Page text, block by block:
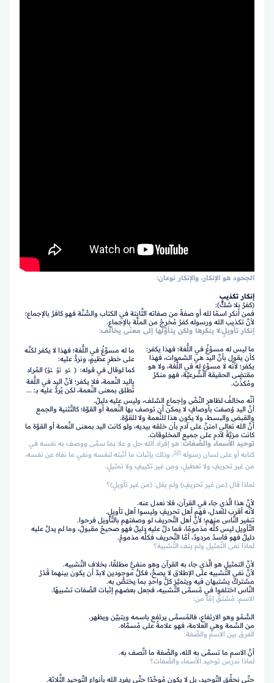
الجحود هو الإنكار، والإنكار نوعان:
إنكار تكذيبٍ
(كفرٌ بلا شكٍّ):
فمن أنكر اسمًا لله أو صفةً من صفاته الثَّابتة في الكتاب والسُّنَّة فهو كافرٌ بالإجماع؛
لأنَّ تكذيب الله ورسوله كفرٌ مُخرِجٌ من الملَّة بالإجماع.
إنكار تأويلٍ:لا ينكرها ولكن يتأوَّلها إلى معنًى يخالف:
ما ليس له مسوِّغٌ في اللُّغة؛ فهذا يكفر:
كأن يقول بأنَّ اليد هي السَّموات، فهذا
يكفر؛ لأنَّه لا مسوِّغ له في اللُّغة، ولا هو
مقتضى الحقيقة الشَّرعيَّة، فهو منكرٌ
ومُكذِّبٌ.
ما له مسوِّغٌ في اللُّغة؛ فهذا لا يكفر لكنَّه
على خطرٍ عظيمٍ، ونردُّ عليه:
كما لوقال في قوله: ﴿ ﯯ ﯰ ﯱ﴾ المُراد
باليد النِّعمة، فلا يكفر؛ لأنَّ اليد في اللُّغة
تُطلق بمعنى النِّعمة، لكن يُردُّ عليه بـ: ...
أنَّه مخالفٌ لظاهر النَّصِّ وإجماع السَّلف، وليس عليه دليلٌ.
أنَّ اليد وُصفت بأوصافٍ لا يمكن أن توصف بها النِّعمة أو القوَّة؛ كالتَّثنية والجمع
والقبض والبسط، ولا يكون هذا للنِّعمة ولا للقوَّة.
أنَّ الله تعالى امتنَّ على آدم بأن خلقه بيديه، ولو كانت اليد بمعنى النِّعمة أو القوَّة ما
كانت مزيَّةً لآدم على جميع المخلوقات.
توحيد الأسماء والصِّفات: هو إفراد الله جل و علا بما سمَّى ووصف به نفسه في
كتابه أو على لسان رسوله ﷺ، وذلك بإثبات ما أثبته لنفسه ونفي ما نفاه عن نفسه،
من غير تحريفٍ ولا تعطيلٍ، ومن غير تكييفٍ ولا تمثيلٍ.
لماذا قال (من غير تحريفٍ) ولم يقل: (من غير تأويلٍ)؟
لأنَّ هذا الَّذي جاء في القرآن، فلا نعدل عنه.
لأنَّه أقرب للعدل، فهم أهل تحريفٍ وليسوا أهل تأويلٍ.
تنفير النَّاس منهم؛ لأنَّ أهل التَّحريف لو وصفتهم بالتَّأويل فرحوا.
التَّأويل ليس كلُّه مذمومًا، فما دلَّ عليه دليلٌ فهو صحيحٌ مقبولٌ، وما لم يدلَّ عليه
دليلٌ فهو فاسدٌ مردودٌ، أمَّا التَّحريف فكلُّه مذمومٌ.
لماذا نفى التَّمثيل ولم ينف التَّشبيه؟
لأنَّ التمثيل هو الَّذي جاء به القرآن وهو منفيٌّ مطلقًا، بخلاف التَّشبيه.
لأنَّ نفي التَّشبيه على الإطلاق لا يصحُّ، فكلُّ موجودين لابدَّ أن يكون بينهما قَدْرٌ
مشتركٌ يشتبهان فيه ويتميَّز كلُّ واحدٍ بما يختصُّ به.
النَّاس اختلفوا في مُسمَّى التَّشبيه، فجعل بعضهم إثبات الصِّفات تشبيهًا.
الاسم: مُشتقٌّ إمَّا من:
السُّمُو وهو الارتفاع، فالمُسمَّى يرتفع باسمه ويتبيَّن ويظهر.
من السِّمة وهي العلامة، فهو علامةٌ على مُسمَّاه.
الفرق بين الاسم والصِّفة:
أنَّ الاسم ما تسمَّى به الله، والصِّفة ما اتَّصف به.
لماذا ندرس توحيد الأسماء والصِّفات؟
حتَّى نحقِّق التَّوحيد، بل لا يكون مُوحِّدًا حتَّى يفرد الله بأنواع التَّوحيد الثَّلاثة.